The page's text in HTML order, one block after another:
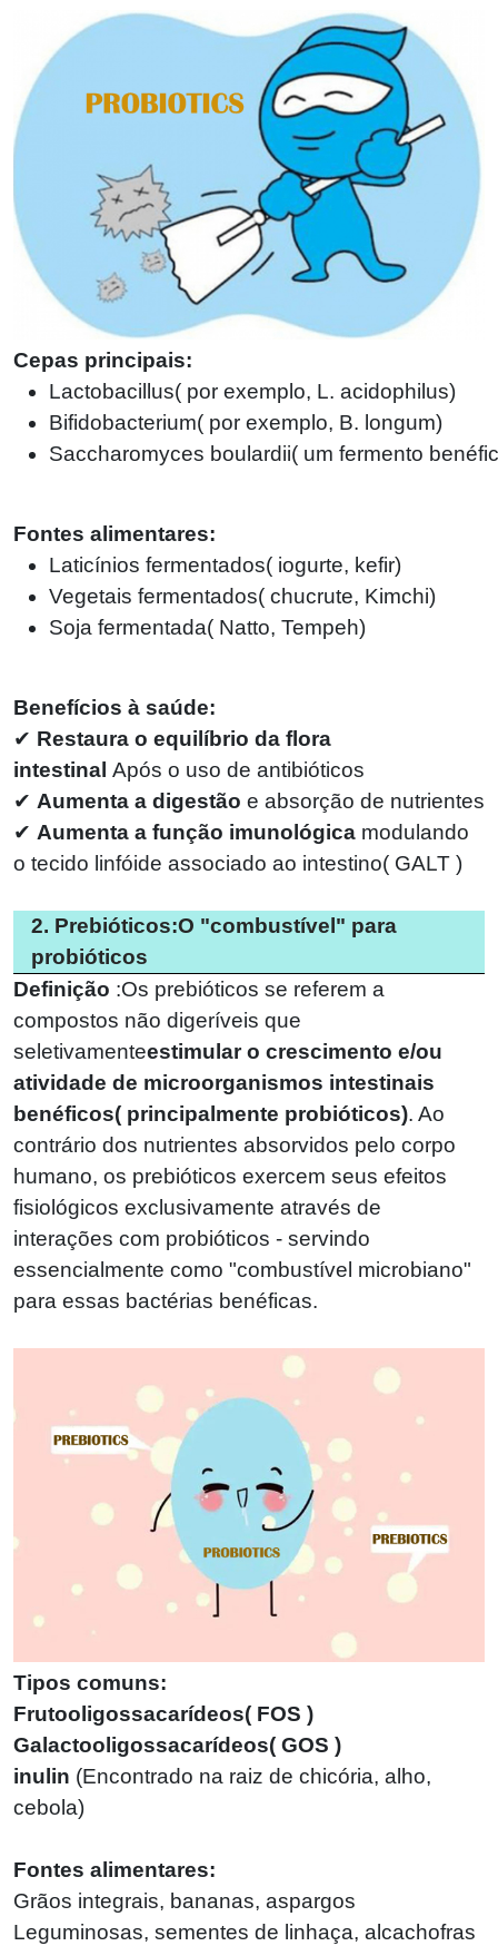
Cepas principais:
Lactobacillus( por exemplo, L. acidophilus)
Bifidobacterium( por exemplo, B. longum)
Saccharomyces boulardii( um fermento
Fontes alimentares:
Laticínios fermentados( iogurte, kefir)
Vegetais fermentados( chucrute, Kimchi)
Soja fermentada( Natto, Tempeh)
Benefícios à saúde:
✔ Restaura o equilíbrio da flora
intestinal Após o uso de antibióticos
✔ Aumenta a digestão e absorção de nutrientes
✔ Aumenta a função imunológica modulando
o tecido linfóide associado ao intestino( GALT )
2. Prebióticos:O "combustível" para
probióticos
Definição :Os prebióticos se referem a
compostos não digeríveis que
seletivamenteestimular o crescimento e/ou
atividade de microorganismos intestinais
benéficos( principalmente probióticos). Ao
contrário dos nutrientes absorvidos pelo corpo
humano, os prebióticos exercem seus efeitos
fisiológicos exclusivamente através de
interações com probióticos - servindo
essencialmente como "combustível microbiano"
para essas bactérias benéficas.
Tipos comuns:
Frutooligossacarídeos( FOS )
Galactooligossacarídeos( GOS )
inulin (Encontrado na raiz de chicória, alho,
cebola)
Fontes alimentares:
Grãos integrais, bananas, aspargos
Leguminosas, sementes de linhaça, alcachofras